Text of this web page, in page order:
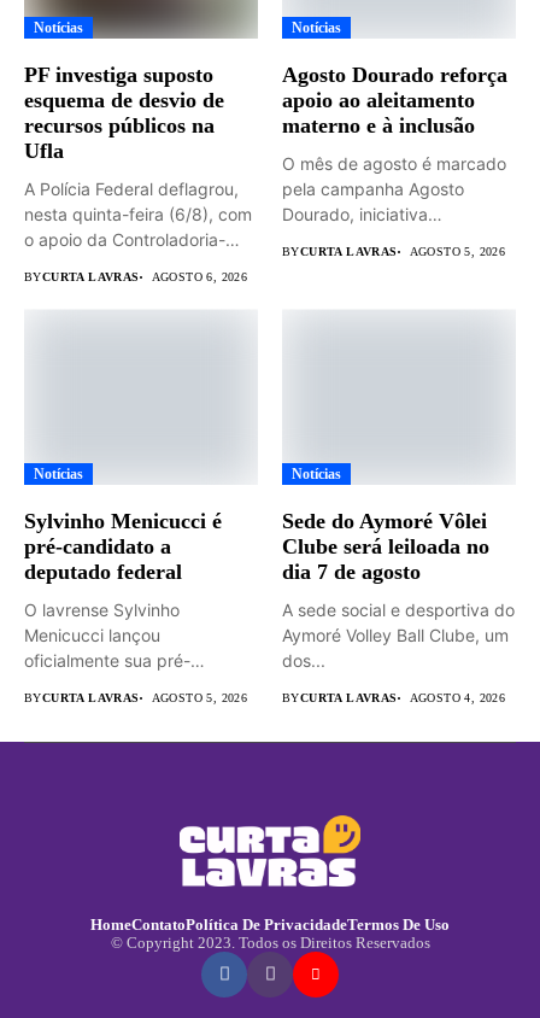
Notícias
PF investiga suposto
esquema de desvio de
recursos públicos na
Ufla
A Polícia Federal deflagrou,
nesta quinta-feira (6/8), com
o apoio da Controladoria-
BYCURTA LAVRAS AGOSTO 6, 2026
Notícias
Agosto Dourado reforça
apoio ao aleitamento
materno e à inclusão
O mês de agosto é marcado
pela campanha Agosto
Dourado, iniciativa
BYCURTA LAVRAS AGOSTO 5, 2026
Notícias
Sylvinho Menicucci é
pré-candidato a
deputado federal
O lavrense Sylvinho
Menicucci lançou
oficialmente sua pré-
BYCURTA LAVRAS AGOSTO 5, 2026
Notícias
Sede do Aymoré Vôlei
Clube será leiloada no
dia 7 de agosto
A sede social e desportiva do
Aymoré Volley Ball Clube, um
dos...
BYCURTA LAVRAS AGOSTO 4, 2026
HomeContatoPolítica De PrivacidadeTermos De Uso
© Copyright 2023. Todos os Direitos Reservados